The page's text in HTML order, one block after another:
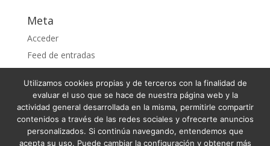
Meta
Acceder
Feed de entradas
WordPress.org
Utilizamos cookies propias y de terceros con la finalidad de
evaluar el uso que se hace de nuestra página web y la
actividad general desarrollada en la misma, permitirle compartir
contenidos a través de las redes sociales y ofrecerte anuncios
personalizados. Si continúa navegando, entendemos que
acepta su uso. Puede cambiar la configuración y obtener más